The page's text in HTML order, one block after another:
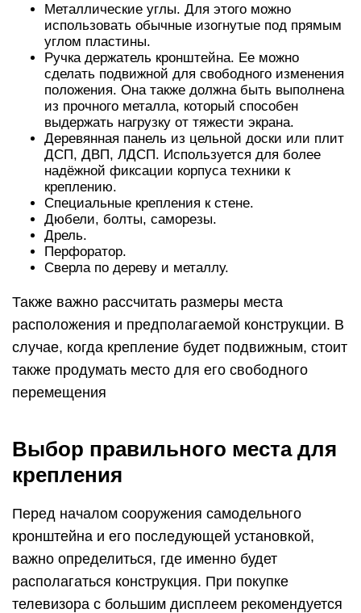
Металлические углы. Для этого можно
использовать обычные изогнутые под прямым
углом пластины.
Ручка держатель кронштейна. Ее можно
сделать подвижной для свободного изменения
положения. Она также должна быть выполнена
из прочного металла, который способен
выдержать нагрузку от тяжести экрана.
Деревянная панель из цельной доски или плит
ДСП, ДВП, ЛДСП. Используется для более
надёжной фиксации корпуса техники к
креплению.
Специальные крепления к стене.
Дюбели, болты, саморезы.
Дрель.
Перфоратор.
Сверла по дереву и металлу.
Также важно рассчитать размеры места
расположения и предполагаемой конструкции. В
случае, когда крепление будет подвижным, стоит
также продумать место для его свободного
перемещения
Выбор правильного места для
крепления
Перед началом сооружения самодельного
кронштейна и его последующей установкой,
важно определиться, где именно будет
располагаться конструкция. При покупке
телевизора с большим дисплеем рекомендуется